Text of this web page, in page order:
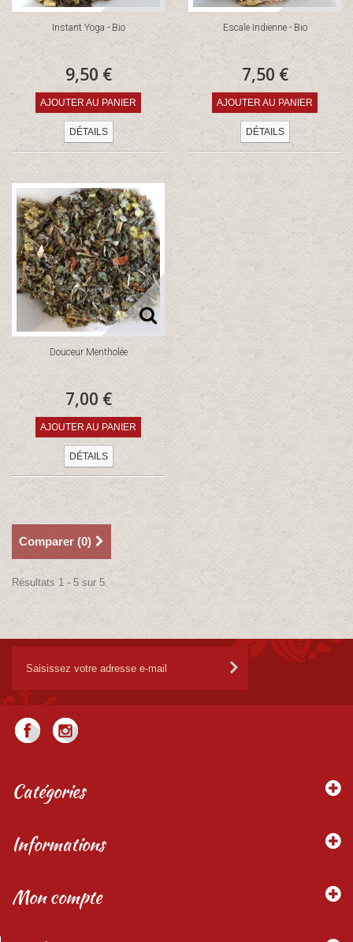
Instant Yoga - Bio
9,50 €
AJOUTER AU PANIER
DÉTAILS
Escale Indienne - Bio
7,50 €
AJOUTER AU PANIER
DÉTAILS
Douceur Mentholée
7,00 €
AJOUTER AU PANIER
DÉTAILS
Comparer (0)
Résultats 1 - 5 sur 5.
Catégories
Informations
Mon compte